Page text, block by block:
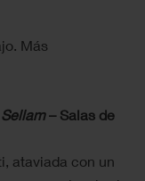
Más
– Salas de
ataviada con un